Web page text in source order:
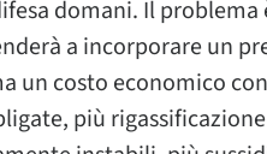
domani. Il problema
a incorporare un
un costo economico
più rigassificazione